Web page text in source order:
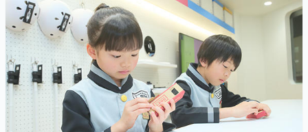
解説を掲載。約20年の歴史が一望できる決定版！
若ゲのいたり〜ゲームクリエイターの青春〜
『うつヌケ』『ペンと箸』等で知られるマンガ家・田中圭
一先生によるゲーム業界レポートマンガです。
なんでゲームは面白い？
ゲーム開発者・hamatsu氏がゲームの魅力を画面や操作の
具体的な形から解き明かしていく、硬派で骨太な評論連載
です。